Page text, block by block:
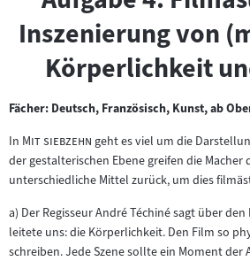
Inszenierung von
Körperlichkeit
Fächer: Deutsch, Französisch, Kunst, ab
In "Mit siebzehn "geht es viel um die
der gestalterischen Ebene greifen die Macher
unterschiedliche Mittel zurück, um dies
a) Der Regisseur André Téchiné sagt über
leitete uns: die Körperlichkeit. Den Film so
schreiben. Jede Szene sollte ein Moment der